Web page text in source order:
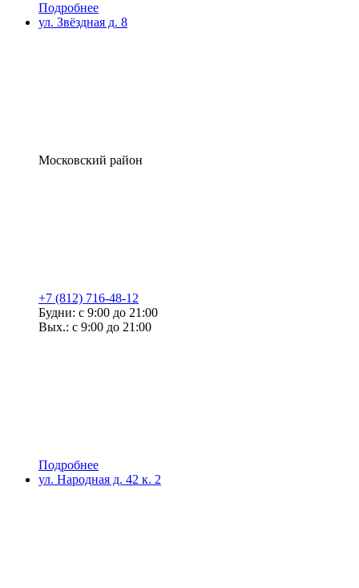
Подробнее
ул. Звёздная д. 8
Московский район
+7 (812) 716-48-12
Будни: с 9:00 до 21:00
Вых.: с 9:00 до 21:00
Подробнее
ул. Народная д. 42 к. 2